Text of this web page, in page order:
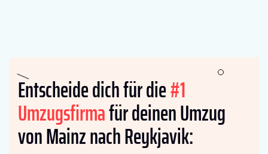
Entscheide dich für die#1
Umzugsfirmafür deinen Umzug
von Mainz nach Reykjavik: